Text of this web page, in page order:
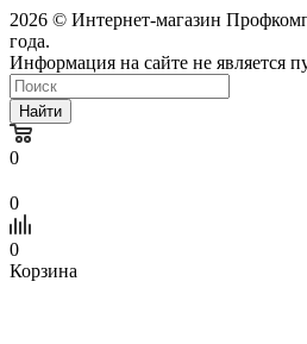
2026 © Интернет-магазин
года.
Информация на сайте не является
Найти
0
0
0
Корзина